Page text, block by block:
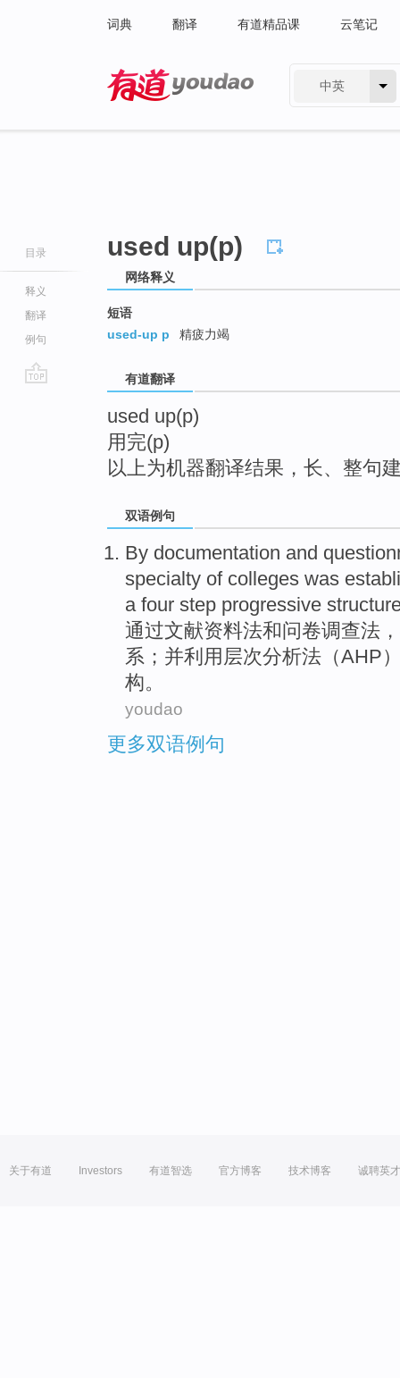
词典 翻译 有道精品课 云笔记
中英
目录
释义
翻译
例句
used up(p)
网络释义
短语
used-up p
精疲力竭
有道翻译
used up(p)
用完(p)
以上为机器翻译结果，长、整句
双语例句
By documentation and
specialty of colleges was
a four step progressive
通过文献资料法和问卷调查法
系 ； 并利用 层次分析法（AHP
构。
youdao
更多双语例句
关于有道 Investors 有道智选 官方博客 技术博客 诚聘英才